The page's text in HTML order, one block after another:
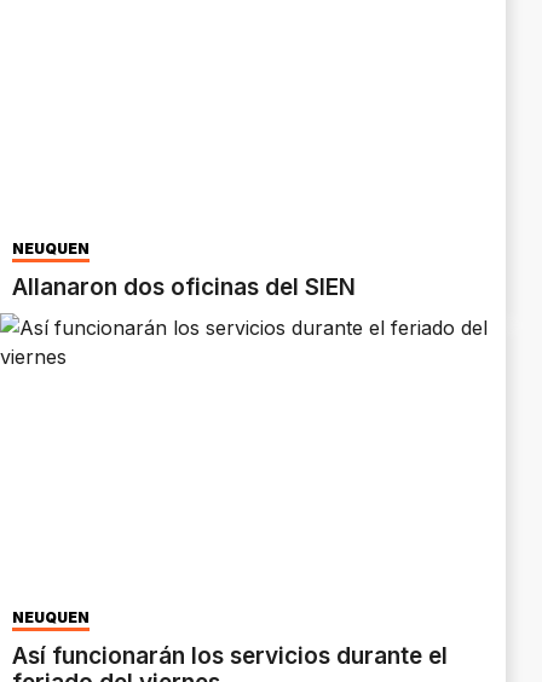
NEUQUÉN
Allanaron dos oficinas del SIEN
NEUQUÉN
Así funcionarán los servicios durante el